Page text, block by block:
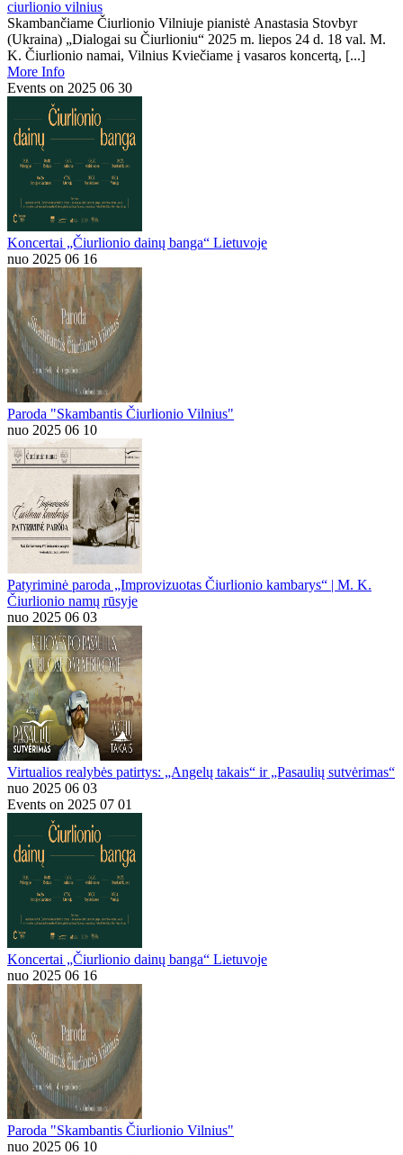
ciurlionio vilnius
Skambančiame Čiurlionio Vilniuje pianistė Anastasia Stovbyr
(Ukraina) „Dialogai su Čiurlioniu“ 2025 m. liepos 24 d. 18 val. M.
K. Čiurlionio namai, Vilnius Kviečiame į vasaros koncertą, [...]
More Info
Events on 2025 06 30
Koncertai „Čiurlionio dainų banga“ Lietuvoje
nuo 2025 06 16
Paroda "Skambantis Čiurlionio Vilnius"
nuo 2025 06 10
Patyriminė paroda „Improvizuotas Čiurlionio kambarys“ | M. K.
Čiurlionio namų rūsyje
nuo 2025 06 03
Virtualios realybės patirtys: „Angelų takais“ ir „Pasaulių sutvėrimas“
nuo 2025 06 03
Events on 2025 07 01
Koncertai „Čiurlionio dainų banga“ Lietuvoje
nuo 2025 06 16
Paroda "Skambantis Čiurlionio Vilnius"
nuo 2025 06 10